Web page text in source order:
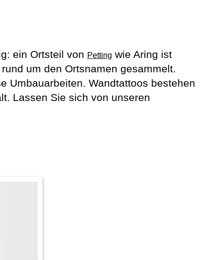
ein Ortsteil von Petting wie Aring ist
um den Ortsnamen gesammelt.
Umbauarbeiten. Wandtattoos bestehen
Lassen Sie sich von unseren